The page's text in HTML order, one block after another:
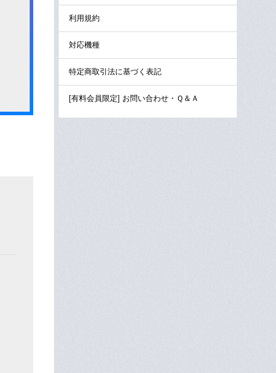
利用規約
対応機種
特定商取引法に基づく表記
[有料会員限定] お問い合わせ・Ｑ＆Ａ